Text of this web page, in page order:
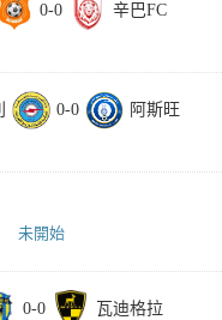
0-0
辛巴FC
0-0
阿斯旺
未開始
0-0
瓦迪格拉